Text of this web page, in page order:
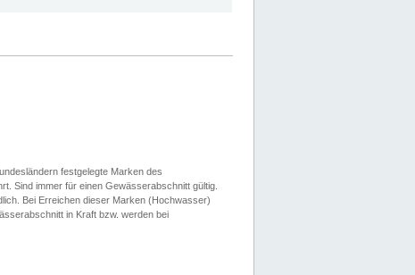
festgelegte Marken des
Sind immer für einen Gewässerabschnitt gültig.
Bei Erreichen dieser Marken (Hochwasser)
in Kraft bzw. werden bei